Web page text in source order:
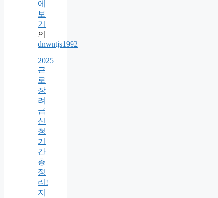
에
보
기
의
dnwntjs1992
2025
근
로
장
려
금
신
청
기
간
총
정
리!
지